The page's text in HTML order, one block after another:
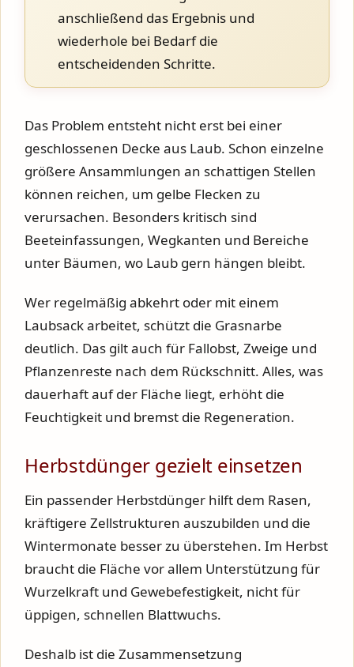
anschließend das Ergebnis und
wiederhole bei Bedarf die
entscheidenden Schritte.
Das Problem entsteht nicht erst bei einer
geschlossenen Decke aus Laub. Schon einzelne
größere Ansammlungen an schattigen Stellen
können reichen, um gelbe Flecken zu
verursachen. Besonders kritisch sind
Beeteinfassungen, Wegkanten und Bereiche
unter Bäumen, wo Laub gern hängen bleibt.
Wer regelmäßig abkehrt oder mit einem
Laubsack arbeitet, schützt die Grasnarbe
deutlich. Das gilt auch für Fallobst, Zweige und
Pflanzenreste nach dem Rückschnitt. Alles, was
dauerhaft auf der Fläche liegt, erhöht die
Feuchtigkeit und bremst die Regeneration.
Herbstdünger gezielt einsetzen
Ein passender Herbstdünger hilft dem Rasen,
kräftigere Zellstrukturen auszubilden und die
Wintermonate besser zu überstehen. Im Herbst
braucht die Fläche vor allem Unterstützung für
Wurzelkraft und Gewebefestigkeit, nicht für
üppigen, schnellen Blattwuchs.
Deshalb ist die Zusammensetzung